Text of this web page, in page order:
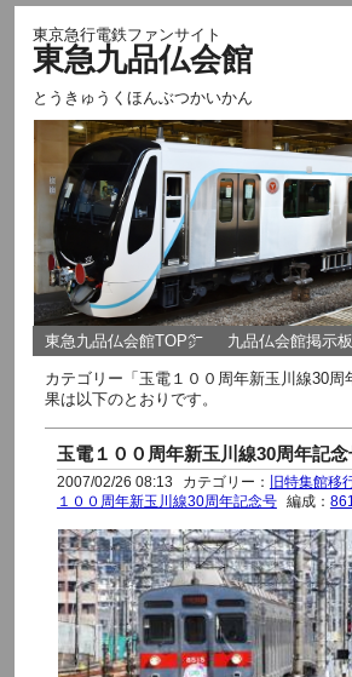
東京急行電鉄ファンサイト
東急九品仏会館
とうきゅうくほんぶつかいかん
東急九品仏会館TOP㌻ 九品仏会館掲示板
カテゴリー「玉電１００周年新玉川線30周
果は以下のとおりです。
玉電１００周年新玉川線30周年記念
2007/02/26 08:13 カテゴリー： 旧特集館移
１００周年新玉川線30周年記念号
編成：